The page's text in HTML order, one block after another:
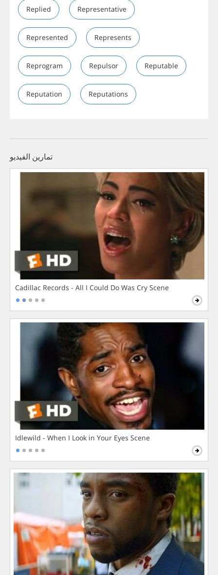
Replied Representative
Represented Represents
Reprogram Repulsor Reputable
Reputation Reputations
تمارين الفيديو
Cadillac Records - All I Could Do Was Cry Scene
Idlewild - When I Look in Your Eyes Scene